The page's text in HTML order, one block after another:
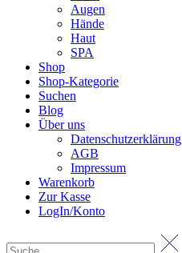
Augen
Hände
Haut
SPA
Shop
Shop-Kategorie
Suchen
Blog
Über uns
Datenschutzerklärung
AGB
Impressum
Warenkorb
Zur Kasse
LogIn/Konto